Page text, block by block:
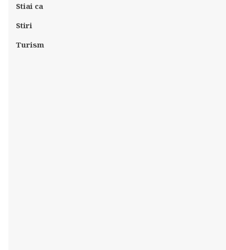
Stiai ca
Stiri
Turism